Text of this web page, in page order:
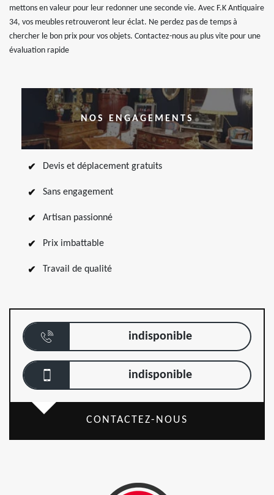
mettons en valeur pour leur redonner une seconde vie. Avec F.K Antiquaire
34, vos meubles retrouveront leur éclat. Ne perdez pas de temps à
chercher le bon prix pour vos objets. Contactez-nous au plus vite pour une
évaluation rapide
NOS ENGAGEMENTS
Devis et déplacement gratuits
Sans engagement
Artisan passionné
Prix imbattable
Travail de qualité
indisponible
indisponible
CONTACTEZ-NOUS